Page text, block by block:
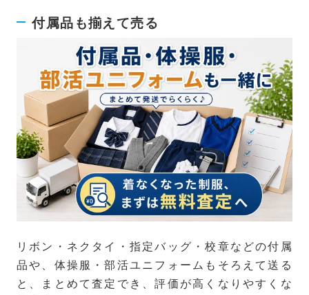
付属品も揃えて売る
リボン・ネクタイ・指定バッグ・校章などの付属
品や、体操服・部活ユニフォームもそろえて送る
と、まとめて査定でき、評価が高くなりやすくな